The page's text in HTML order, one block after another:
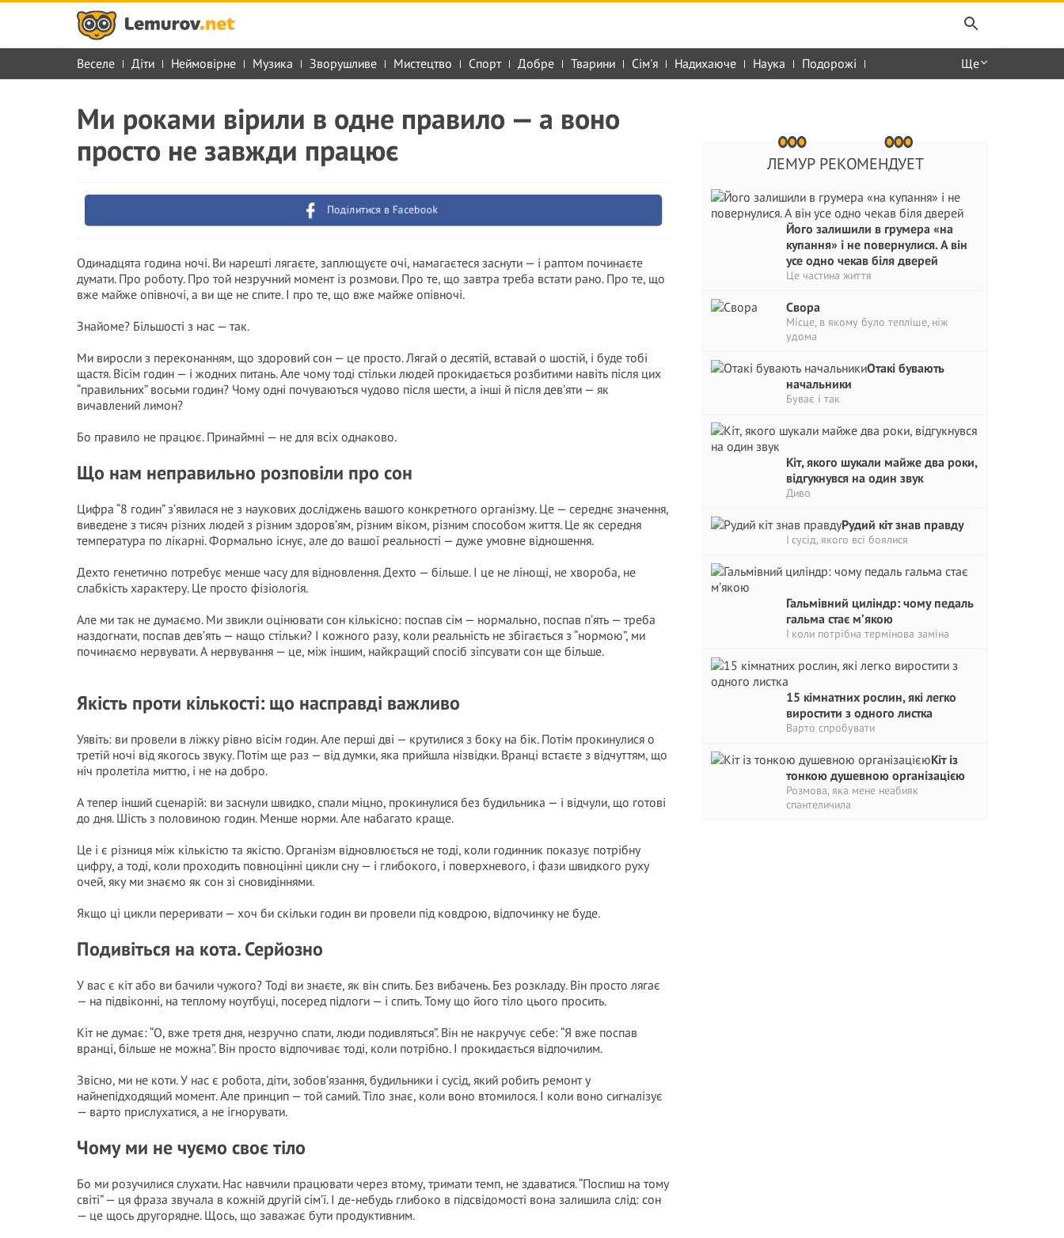
Веселе Діти Неймовірне Музика Зворушливе Мистецтво Спорт Добре Тварини Сім'я Надихаюче Наука Подорожі Ще
ЛЕМУР РЕКОМЕНДУЕТ
Його залишили в грумера «на
купання» і не повернулися. А він
усе одно чекав біля дверей
Це частина життя
Свора
Місце, в якому було тепліше, ніж
удома
Отакі бувають
начальники
Буває і так
Кіт, якого шукали майже два роки,
відгукнувся на один звук
Диво
Рудий кіт знав правду
І сусід, якого всі боялися
Гальмівний циліндр: чому педаль
гальма стає м’якою
І коли потрібна термінова заміна
15 кімнатних рослин, які легко
виростити з одного листка
Варто спробувати
Кіт із
тонкою душевною організацією
Розмова, яка мене неабияк
спантеличила
Ми роками вірили в одне правило — а воно
просто не завжди працює
Поділитися в Facebook
Одинадцята година ночі. Ви нарешті лягаєте, заплющуєте очі, намагаєтеся заснути — і раптом починаєте
думати. Про роботу. Про той незручний момент із розмови. Про те, що завтра треба встати рано. Про те, що
вже майже опівночі, а ви ще не спите. І про те, що вже майже опівночі.
Знайоме? Більшості з нас — так.
Ми виросли з переконанням, що здоровий сон — це просто. Лягай о десятій, вставай о шостій, і буде тобі
щастя. Вісім годин — і жодних питань. Але чому тоді стільки людей прокидається розбитими навіть після цих
“правильних” восьми годин? Чому одні почуваються чудово після шести, а інші й після дев’яти — як
вичавлений лимон?
Бо правило не працює. Принаймні — не для всіх однаково.
Що нам неправильно розповіли про сон
Цифра “8 годин” з’явилася не з наукових досліджень вашого конкретного організму. Це — середнє значення,
виведене з тисяч різних людей з різним здоров’ям, різним віком, різним способом життя. Це як середня
температура по лікарні. Формально існує, але до вашої реальності — дуже умовне відношення.
Дехто генетично потребує менше часу для відновлення. Дехто — більше. І це не лінощі, не хвороба, не
слабкість характеру. Це просто фізіологія.
Але ми так не думаємо. Ми звикли оцінювати сон кількісно: поспав сім — нормально, поспав п’ять — треба
наздогнати, поспав дев’ять — нащо стільки? І кожного разу, коли реальність не збігається з “нормою”, ми
починаємо нервувати. А нервування — це, між іншим, найкращий спосіб зіпсувати сон ще більше.
Якість проти кількості: що насправді важливо
Уявіть: ви провели в ліжку рівно вісім годин. Але перші дві — крутилися з боку на бік. Потім прокинулися о
третій ночі від якогось звуку. Потім ще раз — від думки, яка прийшла нізвідки. Вранці встаєте з відчуттям, що
ніч пролетіла миттю, і не на добро.
А тепер інший сценарій: ви заснули швидко, спали міцно, прокинулися без будильника — і відчули, що готові
до дня. Шість з половиною годин. Менше норми. Але набагато краще.
Це і є різниця між кількістю та якістю. Організм відновлюється не тоді, коли годинник показує потрібну
цифру, а тоді, коли проходить повноцінні цикли сну — і глибокого, і поверхневого, і фази швидкого руху
очей, яку ми знаємо як сон зі сновидіннями.
Якщо ці цикли переривати — хоч би скільки годин ви провели під ковдрою, відпочинку не буде.
Подивіться на кота. Серйозно
У вас є кіт або ви бачили чужого? Тоді ви знаєте, як він спить. Без вибачень. Без розкладу. Він просто лягає
— на підвіконні, на теплому ноутбуці, посеред підлоги — і спить. Тому що його тіло цього просить.
Кіт не думає: “О, вже третя дня, незручно спати, люди подивляться”. Він не накручує себе: “Я вже поспав
вранці, більше не можна”. Він просто відпочиває тоді, коли потрібно. І прокидається відпочилим.
Звісно, ми не коти. У нас є робота, діти, зобов’язання, будильники і сусід, який робить ремонт у
найнепідходящий момент. Але принцип — той самий. Тіло знає, коли воно втомилося. І коли воно сигналізує
— варто прислухатися, а не ігнорувати.
Чому ми не чуємо своє тіло
Бо ми розучилися слухати. Нас навчили працювати через втому, тримати темп, не здаватися. “Поспиш на тому
світі” — ця фраза звучала в кожній другій сім’ї. І де-небудь глибоко в підсвідомості вона залишила слід: сон
— це щось другорядне. Щось, що заважає бути продуктивним.